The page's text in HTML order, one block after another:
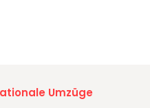
Umzüge